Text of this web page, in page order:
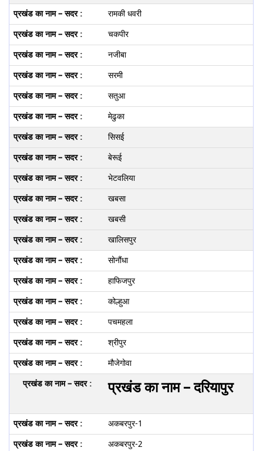
रामकी धवरी
चकपीर
नजीबा
सरमी
सतुआ
मेढुका
सिसई
बेरूई
भेटवलिया
खबसा
खबसी
खालिसपुर
सोनौंधा
हाफिजपुर
कोल्हुआ
पचमहला
श्रीपुर
मौजेगोवा
प्रखंड का नाम – दरियापुर
अकबरपुर-1
अकबरपुर-2